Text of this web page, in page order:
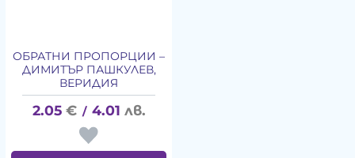
ОБРАТНИ ПРОПОРЦИИ –
ДИМИТЪР ПАШКУЛЕВ,
ВЕРИДИЯ
2.05 € / 4.01 лв.